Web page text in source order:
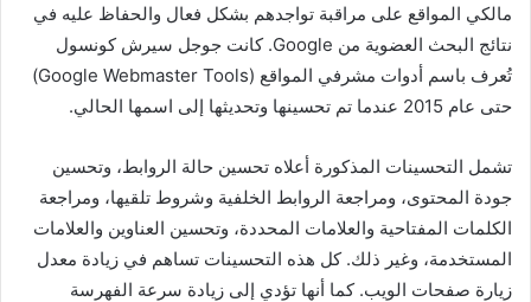
مالكي المواقع على مراقبة تواجدهم بشكل فعال والحفاظ عليه في
نتائج البحث العضوية من Google. كانت جوجل سيرش كونسول
تُعرف باسم أدوات مشرفي المواقع (Google Webmaster Tools)
حتى عام 2015 عندما تم تحسينها وتحديثها إلى اسمها الحالي.
تشمل التحسينات المذكورة أعلاه تحسين حالة الروابط، وتحسين
جودة المحتوى، ومراجعة الروابط الخلفية وشروط تلقيها، ومراجعة
الكلمات المفتاحية والعلامات المحددة، وتحسين العناوين والعلامات
المستخدمة، وغير ذلك. كل هذه التحسينات تساهم في زيادة معدل
زيارة صفحات الويب. كما أنها تؤدي إلى زيادة سرعة الفهرسة